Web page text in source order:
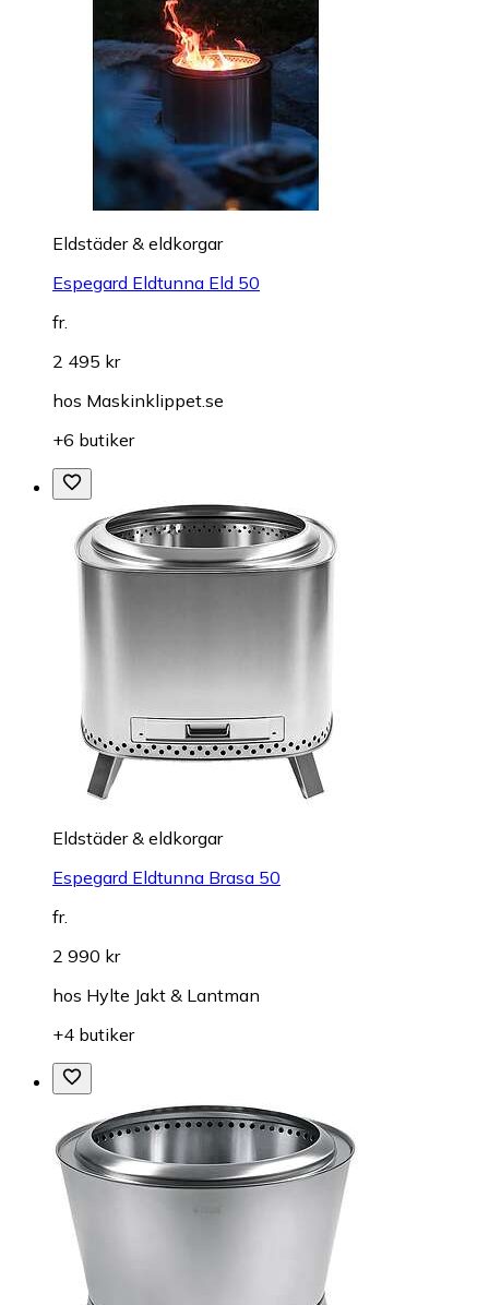
Eldstäder & eldkorgar
Espegard Eldtunna Eld 50
fr.
2 495 kr
hos Maskinklippet.se
+6 butiker
Eldstäder & eldkorgar
Espegard Eldtunna Brasa 50
fr.
2 990 kr
hos Hylte Jakt & Lantman
+4 butiker